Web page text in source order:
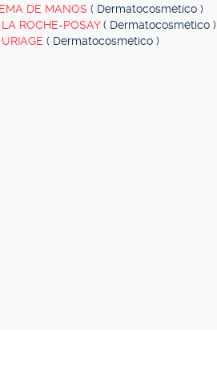
DE MANOS ( Dermatocosmético )
ROCHE-POSAY( Dermatocosmético )
( Dermatocosmético )